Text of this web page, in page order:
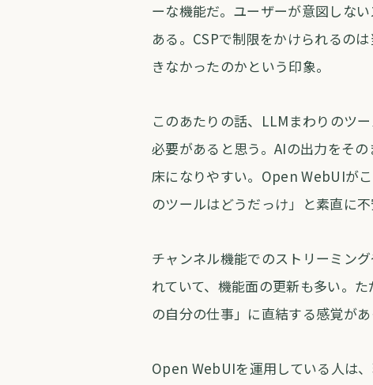
ーな機能だ。ユーザーが意図しな
ある。CSPで制限をかけられるの
きなかったのかという印象。
このあたりの話、LLMまわりのツ
必要があると思う。AIの出力をそ
床になりやすい。Open WebUIが
のツールはどうだっけ」と素直に不
チャンネル機能でのストリーミン
れていて、機能面の更新も多い。
の自分の仕事」に直結する感覚があ
Open WebUIを運用している人は